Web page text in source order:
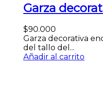
Garza
$90.000
Garza decorativa
del tallo del...
Añadir al carrito